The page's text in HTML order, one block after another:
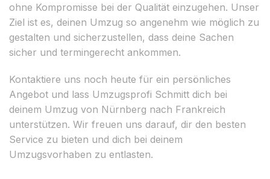
ohne Kompromisse bei der Qualität einzugehen. Unser
Ziel ist es, deinen Umzug so angenehm wie möglich zu
gestalten und sicherzustellen, dass deine Sachen
sicher und termingerecht ankommen.
Kontaktiere uns noch heute für ein persönliches
Angebot und lass Umzugsprofi Schmitt dich bei
deinem Umzug von Nürnberg nach Frankreich
unterstützen. Wir freuen uns darauf, dir den besten
Service zu bieten und dich bei deinem
Umzugsvorhaben zu entlasten.